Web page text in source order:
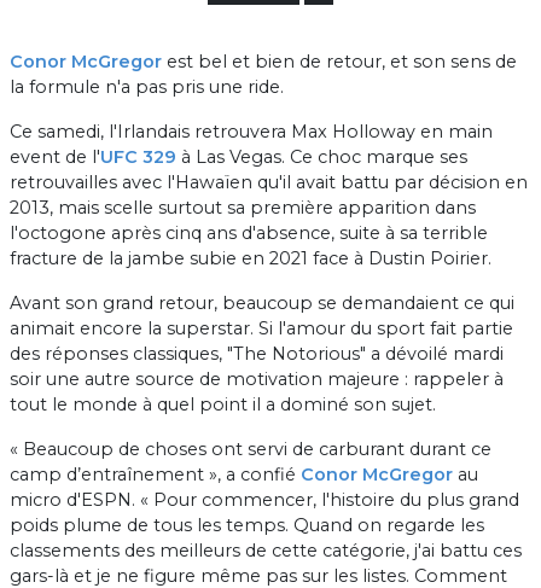
Conor McGregor est bel et bien de retour, et son sens de
la formule n'a pas pris une ride.
Ce samedi, l'Irlandais retrouvera Max Holloway en main
event de l'UFC 329 à Las Vegas. Ce choc marque ses
retrouvailles avec l'Hawaïen qu'il avait battu par décision en
2013, mais scelle surtout sa première apparition dans
l'octogone après cinq ans d'absence, suite à sa terrible
fracture de la jambe subie en 2021 face à Dustin Poirier.
Avant son grand retour, beaucoup se demandaient ce qui
animait encore la superstar. Si l'amour du sport fait partie
des réponses classiques, "The Notorious" a dévoilé mardi
soir une autre source de motivation majeure : rappeler à
tout le monde à quel point il a dominé son sujet.
« Beaucoup de choses ont servi de carburant durant ce
camp d’entraînement », a confié Conor McGregor au
micro d'ESPN. « Pour commencer, l'histoire du plus grand
poids plume de tous les temps. Quand on regarde les
classements des meilleurs de cette catégorie, j'ai battu ces
gars-là et je ne figure même pas sur les listes. Comment